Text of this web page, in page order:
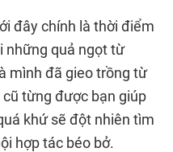
đây chính là thời điểm
những quả ngọt từ
mình đã gieo trồng từ
từng được bạn giúp
khứ sẽ đột nhiên tìm
hợp tác béo bở.